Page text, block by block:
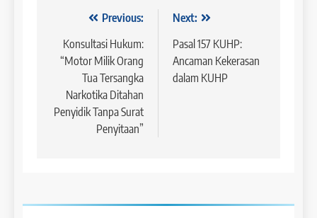
Navigasi
pos
Previous:
Konsultasi Hukum:
“Motor Milik Orang
Tua Tersangka
Narkotika Ditahan
Penyidik Tanpa Surat
Penyitaan”
Next:
Pasal 157 KUHP:
Ancaman Kekerasan
dalam KUHP